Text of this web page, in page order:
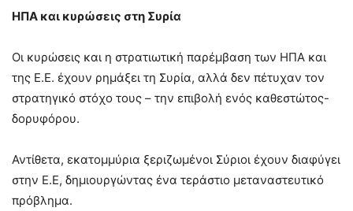
ΗΠΑ και κυρώσεις στη Συρία
Οι κυρώσεις και η στρατιωτική παρέμβαση των ΗΠΑ και
της Ε.Ε. έχουν ρημάξει τη Συρία, αλλά δεν πέτυχαν τον
στρατηγικό στόχο τους – την επιβολή ενός καθεστώτος-
δορυφόρου.
Αντίθετα, εκατομμύρια ξεριζωμένοι Σύριοι έχουν διαφύγει
στην Ε.Ε, δημιουργώντας ένα τεράστιο μεταναστευτικό
πρόβλημα.